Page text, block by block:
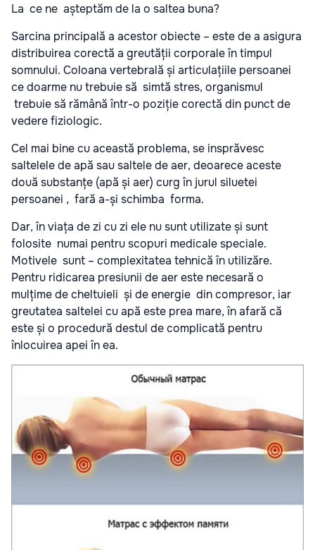
La ce ne așteptăm de la o saltea buna?
Sarcina principală a acestor obiecte – este de a asigura
distribuirea corectă a greutății corporale în timpul
somnului. Coloana vertebrală și articulațiile persoanei
ce doarme nu trebuie să simtă stres, organismul
trebuie să rămână într-o poziție corectă din punct de
vedere fiziologic.
Cel mai bine cu această problema, se insprăvesc
saltelele de apă sau saltele de aer, deoarece aceste
două substanțe (apă și aer) curg în jurul siluetei
persoanei , fară a-și schimba forma.
Dar, în viața de zi cu zi ele nu sunt utilizate și sunt
folosite numai pentru scopuri medicale speciale.
Motivele sunt – complexitatea tehnică în utilizăre.
Pentru ridicarea presiunii de aer este necesară o
mulțime de cheltuieli și de energie din compresor, iar
greutatea saltelei cu apă este prea mare, în afară că
este și o procedură destul de complicată pentru
înlocuirea apei în ea.